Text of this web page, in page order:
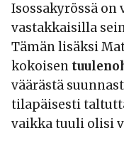
Isossakyrössä on
vastakkaisilla
Tämän lisäksi
kokoisen
väärästä
tilapäisesti
vaikka tuuli olisi